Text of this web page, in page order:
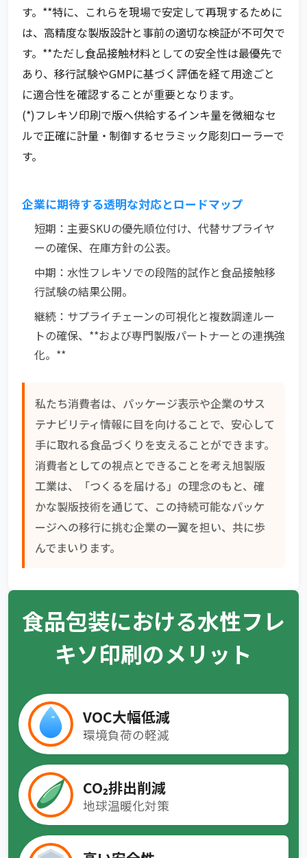
す。**特に、これらを現場で安定して再現するために
は、高精度な製版設計と事前の適切な検証が不可欠で
す。**ただし食品接触材料としての安全性は最優先で
あり、移行試験やGMPに基づく評価を経て用途ごと
に適合性を確認することが重要となります。
(*)フレキソ印刷で版へ供給するインキ量を微細なセ
ルで正確に計量・制御するセラミック彫刻ローラーで
す。
企業に期待する透明な対応とロードマップ
短期： 主要SKUの優先順位付け、代替サプライヤ
ーの確保、在庫方針の公表。
中期： 水性フレキソでの段階的試作と食品接触移
行試験の結果公開。
継続： サプライチェーンの可視化と複数調達ルー
トの確保、**および専門製版パートナーとの連携強
化。**
私たち消費者は、パッケージ表示や企業のサス
テナビリティ情報に目を向けることで、安心して
手に取れる食品づくりを支えることができます。
消費者としての視点とできることを考え旭製版
工業は、「つくるを届ける」の理念のもと、確
かな製版技術を通じて、この持続可能なパッケ
ージへの移行に挑む企業の一翼を担い、共に歩
んでまいります。
食品包装における水性フレ
キソ印刷のメリット
VOC大幅低減
環境負荷の軽減
CO₂排出削減
地球温暖化対策